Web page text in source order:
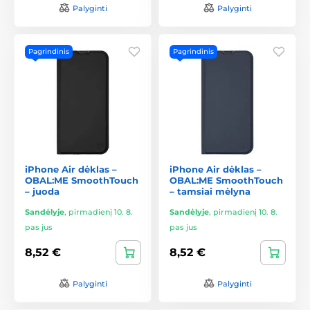
Palyginti Palyginti
Pagrindinis
iPhone Air dėklas –
OBAL:ME SmoothTouch
– juoda
Sandėlyje, pirmadienį 10. 8.
pas jus
8,52 €
Palyginti
Pagrindinis
iPhone Air dėklas –
OBAL:ME SmoothTouch
– tamsiai mėlyna
Sandėlyje, pirmadienį 10. 8.
pas jus
8,52 €
Palyginti